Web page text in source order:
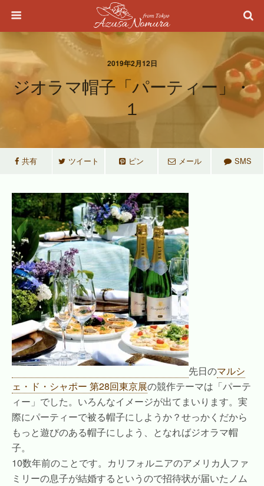
2019年2月12日
ジオラマ帽子「パーティー」・
１
共有 ツイート ピン メール SMS
先日のマルシ
ェ・ド・シャポー 第28回東京展の競作テーマは「パーテ
ィー」でした。いろんなイメージが出てまいります。実
際にパーティーで被る帽子にしようか？せっかくだから
もっと遊びのある帽子にしよう、となればジオラマ帽
子。
10数年前のことです。カリフォルニアのアメリカ人ファ
ミリーの息子が結婚するというので招待状が届いたノム